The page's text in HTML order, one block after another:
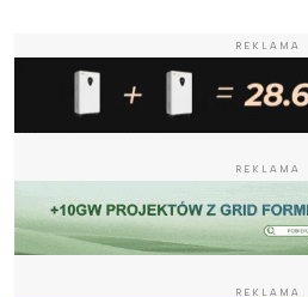
REKLAMA
REKLAMA
REKLAMA